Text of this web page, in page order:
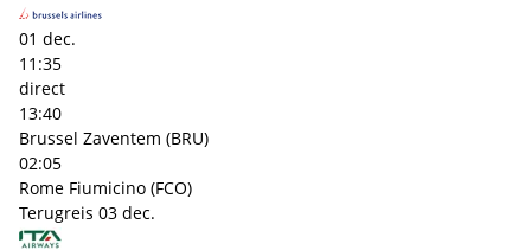
01 dec.
11:35
direct
13:40
Brussel Zaventem (BRU)
02:05
Rome Fiumicino (FCO)
Terugreis 03 dec.